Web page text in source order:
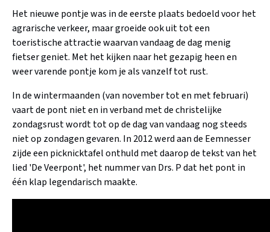
Het nieuwe pontje was in de eerste plaats bedoeld voor het
agrarische verkeer, maar groeide ook uit tot een
toeristische attractie waarvan vandaag de dag menig
fietser geniet. Met het kijken naar het gezapig heen en
weer varende pontje kom je als vanzelf tot rust.
In de wintermaanden (van november tot en met februari)
vaart de pont niet en in verband met de christelijke
zondagsrust wordt tot op de dag van vandaag nog steeds
niet op zondagen gevaren. In 2012 werd aan de Eemnesser
zijde een picknicktafel onthuld met daarop de tekst van het
lied 'De Veerpont', het nummer van Drs. P dat het pont in
één klap legendarisch maakte.